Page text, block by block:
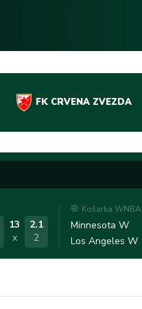
FK CRVENA ZVEZDA
13
x
2.1
2
Košarka WNBA
Minnesota W
Los Angeles W